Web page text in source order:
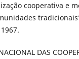
cooperativa e
DAS